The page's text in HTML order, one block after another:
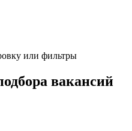
или фильтры
вакансий